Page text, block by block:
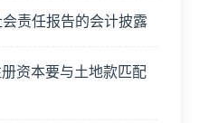
责任报告的会计披露
资本要与土地款匹配